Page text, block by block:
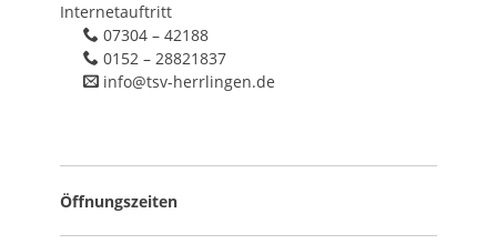
Internetauftritt
07304 – 42188
0152 – 28821837
info@tsv-herrlingen.de
Öffnungszeiten